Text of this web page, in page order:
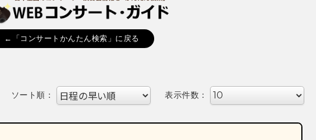
←「コンサートかんたん検索」に戻る
ソート順： 表示件数：